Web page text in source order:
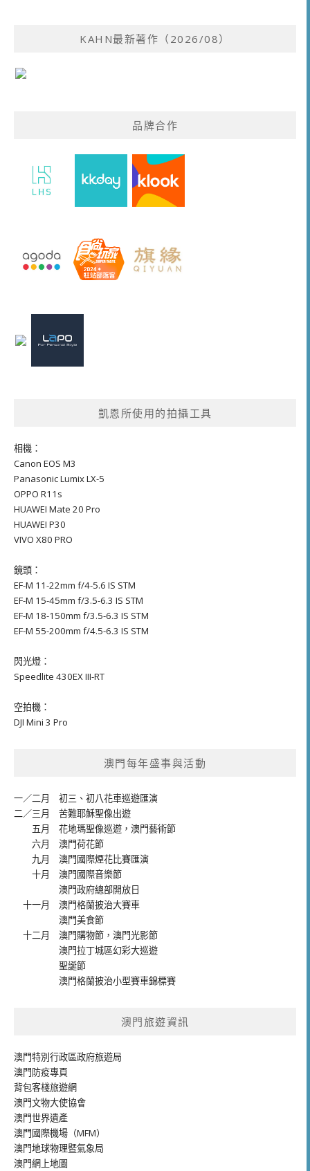
KAHN最新著作（2026/08）
品牌合作
凱恩所使用的拍攝工具
相機：
Canon EOS M3
Panasonic Lumix LX-5
OPPO R11s
HUAWEI Mate 20 Pro
HUAWEI P30
VIVO X80 PRO
鏡頭：
EF-M 11-22mm f/4-5.6 IS STM
EF-M 15-45mm f/3.5-6.3 IS STM
EF-M 18-150mm f/3.5-6.3 IS STM
EF-M 55-200mm f/4.5-6.3 IS STM
閃光燈：
Speedlite 430EX III-RT
空拍機：
DJI Mini 3 Pro
澳門每年盛事與活動
一／二月 初三、初八花車巡遊匯演
二／三月 苦難耶穌聖像出遊
五月 花地瑪聖像巡遊 ， 澳門藝術節
六月 澳門荷花節
九月 澳門國際煙花比賽匯演
十月 澳門國際音樂節
澳門政府總部開放日
十一月 澳門格蘭披治大賽車
澳門美食節
十二月 澳門購物節 ， 澳門光影節
澳門拉丁城區幻彩大巡遊
聖誕節
澳門格蘭披治小型賽車錦標賽
澳門旅遊資訊
澳門特別行政區政府旅遊局
澳門防疫專頁
背包客棧旅遊網
澳門文物大使協會
澳門世界遺產
澳門國際機場（MFM）
澳門地球物理暨氣象局
澳門網上地圖